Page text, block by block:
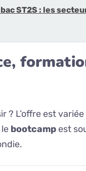
ST2S : les
? L’offre est
bootcamp est